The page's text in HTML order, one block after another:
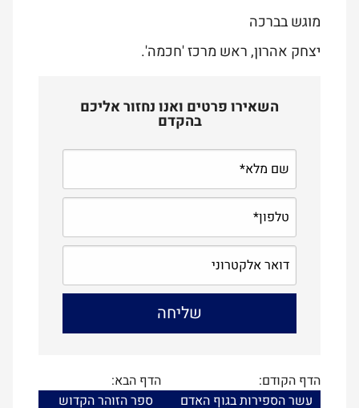
מוגש בברכה
יצחק אהרון, ראש מרכז 'חכמה'.
השאירו פרטים ואנו נחזור אליכם
בהקדם
הדף הקודם:
עשר הספירות בגוף האדם
הדף הבא:
ספר הזוהר הקדוש